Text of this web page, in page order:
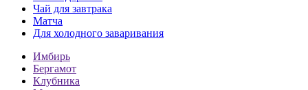
Чай для завтрака
Матча
Для холодного заваривания
Имбирь
Бергамот
Клубника